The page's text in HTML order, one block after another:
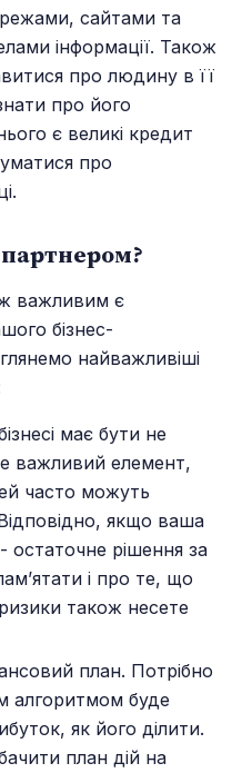
сайтами та
інформації. Також
про людину в її
про його
є великі кредит
про
партнером?
важливим є
бізнес-
найважливіші
має бути не
важливий елемент,
часто можуть
якщо ваша
- остаточне рішення за
і про те, що
також несете
план. Потрібно
алгоритмом буде
як його ділити.
план дій на